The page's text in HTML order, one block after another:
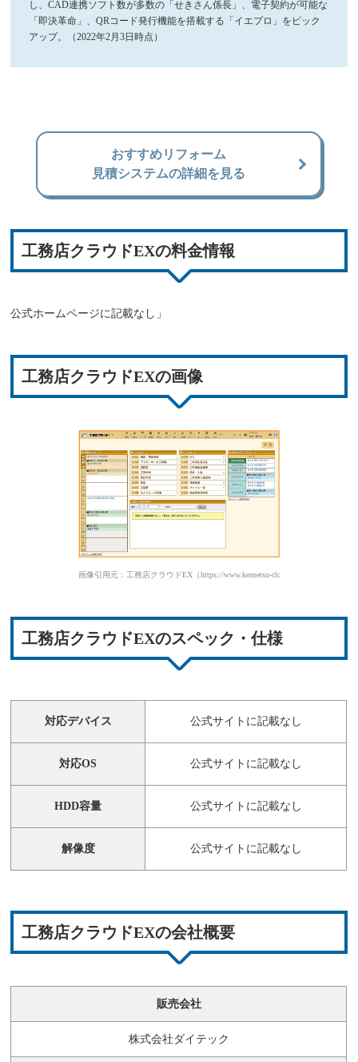
し、CAD連携ソフト数が多数の「せきさん係長」、電子契約が可能な
「即決革命」、QRコード発行機能を搭載する「イエプロ」をピック
アップ。（2022年2月3日時点）
おすすめリフォーム
見積システムの詳細を見る
工務店クラウドEXの料金情報
公式ホームページに記載なし」
工務店クラウドEXの画像
画像引用元：工務店クラウドEX（https://www.kensetsu-cloud.jp/komutenex/）
工務店クラウドEXのスペック・仕様
対応デバイス 公式サイトに記載なし
対応OS 公式サイトに記載なし
HDD容量 公式サイトに記載なし
解像度 公式サイトに記載なし
工務店クラウドEXの会社概要
販売会社
株式会社ダイテック